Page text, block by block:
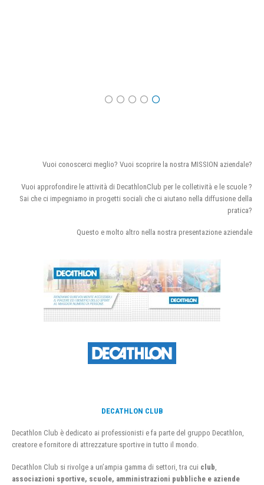
Vuoi conoscerci meglio? Vuoi scoprire la nostra MISSION aziendale?
Vuoi approfondire le attività di DecathlonClub per le colletività e le scuole ?
Sai che ci impegniamo in progetti sociali che ci aiutano nella diffusione della
pratica?
Questo e molto altro nella nostra presentazione aziendale
DECATHLON CLUB
Decathlon Club è dedicato ai professionisti e fa parte del gruppo Decathlon,
creatore e fornitore di attrezzature sportive in tutto il mondo.
Decathlon Club si rivolge a un’ampia gamma di settori, tra cui club
associazioni sportive, scuole, amministrazioni pubbliche e aziende